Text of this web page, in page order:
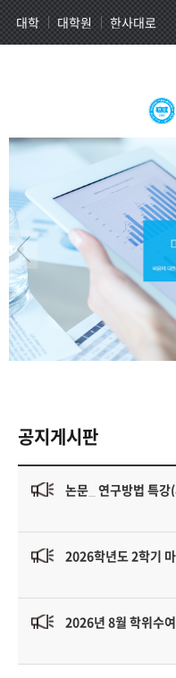
대학 대학원 한사대로
공지게시판
논문_ 연구방법 특
2026학년도 2학기
2026년 8월 학위수